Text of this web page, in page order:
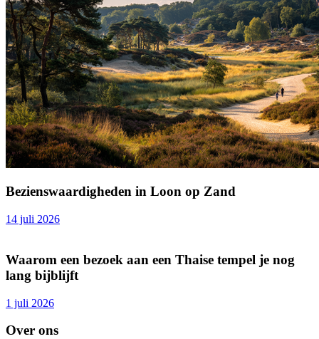
Bezienswaardigheden in Loon op Zand
14 juli 2026
Waarom een bezoek aan een Thaise tempel je nog
lang bijblijft
1 juli 2026
Over ons